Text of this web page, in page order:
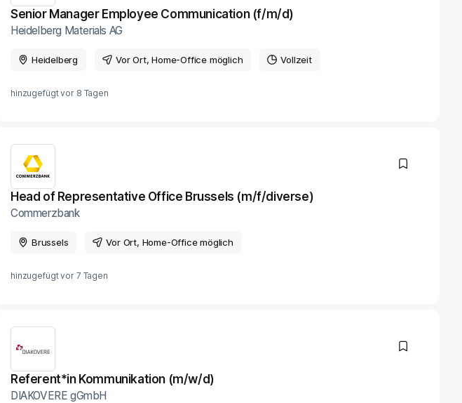
Senior Manager Employee Communication (f/m/d)
Heidelberg Materials AG
Heidelberg Vor Ort, Home-Office möglich Vollzeit
hinzugefügt vor 8 Tagen
Head of Representative Office Brussels (m/f/diverse)
Commerzbank
Brussels Vor Ort, Home-Office möglich
hinzugefügt vor 7 Tagen
Referent*in Kommunikation (m/w/d)
DIAKOVERE gGmbH